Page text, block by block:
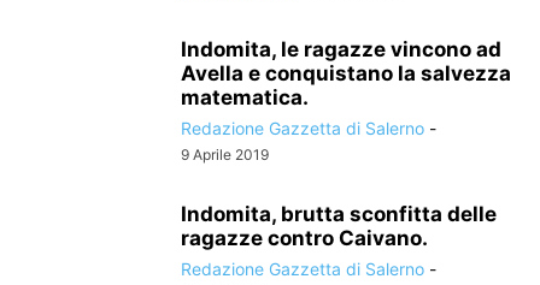
Indomita, le ragazze vincono ad
Avella e conquistano la salvezza
matematica.
Redazione Gazzetta di Salerno -
9 Aprile 2019
Indomita, brutta sconfitta delle
ragazze contro Caivano.
Redazione Gazzetta di Salerno -